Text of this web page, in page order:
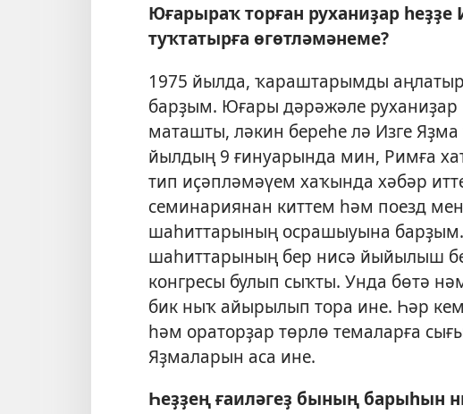
Юғарыраҡ торған руханиҙар һеҙҙе
туҡтатырға өгөтләмәнеме?
1975 йылда, ҡараштарымды
барҙым. Юғары дәрәжәле руханиҙар
маташты, ләкин береһе лә Изге
йылдың 9 ғинуарында мин, Римға
тип иҫәпләмәүем хаҡында хәбәр
семинариянан киттем һәм поезд
шаһиттарының осрашыуына
шаһиттарының бер нисә йыйылыш
конгресы булып сыҡты. Унда бөтә
бик ныҡ айырылып тора ине. Һәр
һәм ораторҙар төрлө темаларға
Яҙмаларын аса ине.
Һеҙҙең ғаиләгеҙ бының барыһын